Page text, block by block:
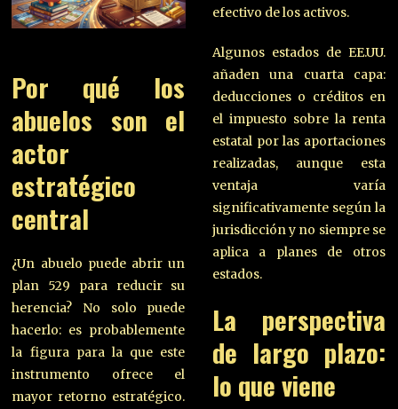
Por qué los
abuelos son el
actor
estratégico
central
¿Un abuelo puede abrir un
plan 529 para reducir su
herencia? No solo puede
hacerlo: es probablemente
la figura para la que este
instrumento ofrece el
mayor retorno estratégico.
efectivo de los activos.
Algunos estados de EE.UU.
añaden una cuarta capa:
deducciones o créditos en
el impuesto sobre la renta
estatal por las aportaciones
realizadas, aunque esta
ventaja varía
significativamente según la
jurisdicción y no siempre se
aplica a planes de otros
estados.
La perspectiva
de largo plazo:
lo que viene